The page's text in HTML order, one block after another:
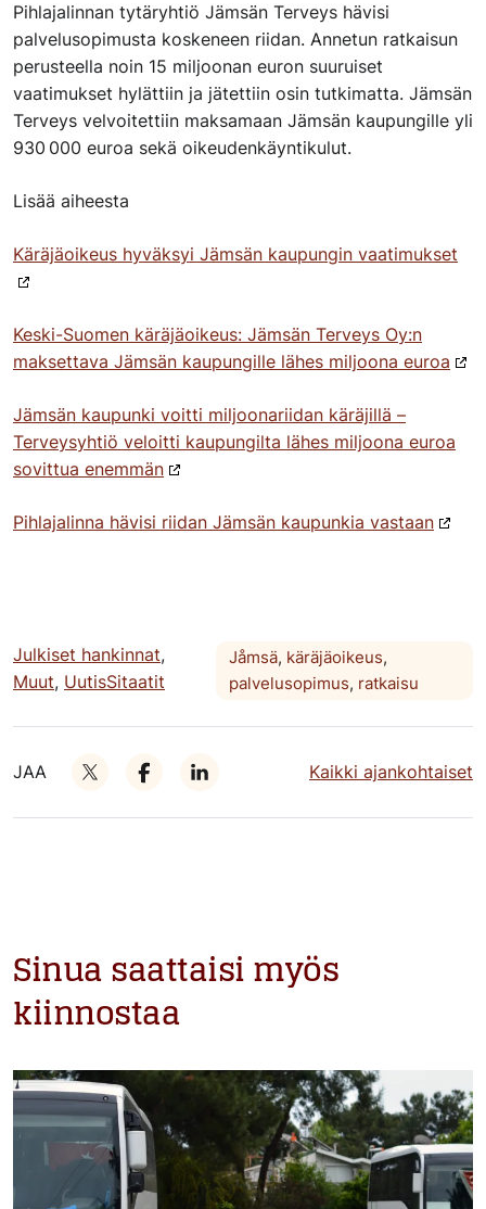
Pihlajalinnan tytäryhtiö Jämsän Terveys hävisi
palvelusopimusta koskeneen riidan. Annetun ratkaisun
perusteella noin 15 miljoonan euron suuruiset
vaatimukset hylättiin ja jätettiin osin tutkimatta. Jämsän
Terveys velvoitettiin maksamaan Jämsän kaupungille yli
930 000 euroa sekä oikeudenkäyntikulut.
Lisää aiheesta
Käräjäoikeus hyväksyi Jämsän kaupungin vaatimukset
Keski-Suomen käräjäoikeus: Jämsän Terveys Oy:n
maksettava Jämsän kaupungille lähes miljoona euroa
Jämsän kaupunki voitti miljoonariidan käräjillä –
Terveysyhtiö veloitti kaupungilta lähes miljoona euroa
sovittua enemmän
Pihlajalinna hävisi riidan Jämsän kaupunkia vastaan
Julkiset hankinnat,
Muut, UutisSitaatit
Jåmsä, käräjäoikeus,
palvelusopimus, ratkaisu
JAA Kaikki ajankohtaiset
Sinua saattaisi myös
kiinnostaa